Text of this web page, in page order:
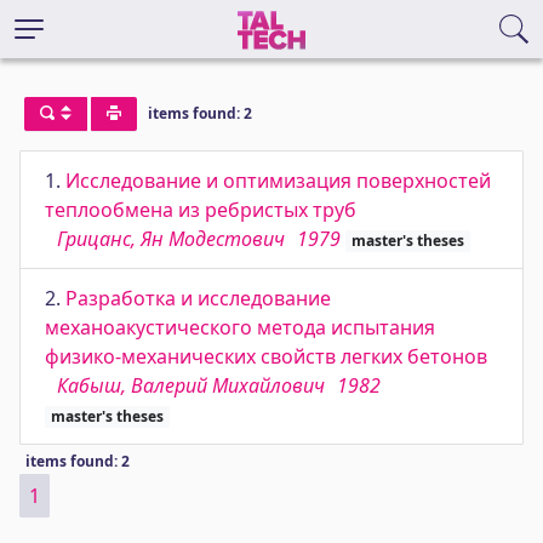
items found: 2
1. Исследование и оптимизация поверхностей
теплообмена из ребристых труб
Грицанс, Ян Модестович 1979 master's theses
2. Разработка и исследование
механоакустического метода испытания
физико-механических свойств легких бетонов
Кабыш, Валерий Михайлович 1982
master's theses
items found: 2
1